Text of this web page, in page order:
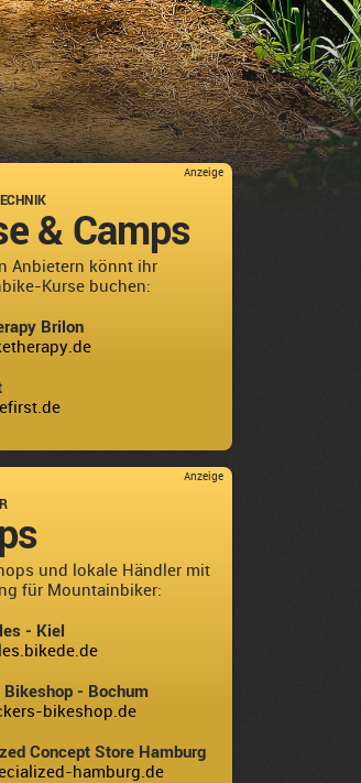
Anzeige
& Camps
Anbietern könnt ihr
Kurse buchen:
Brilon
Anzeige
und lokale Händler mit
für Mountainbiker:
- Kiel
Bikeshop - Bochum
bikeshop.de
Concept Store Hamburg
hamburg.de